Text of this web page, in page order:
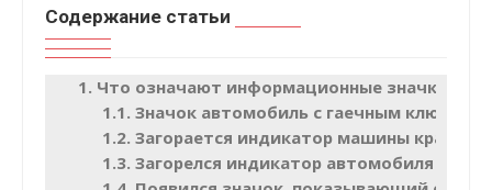
Содержание статьи
Что означают информационные значки
Значок автомобиль с гаечным ключом
Загорается индикатор машины
Загорелся индикатор автомобиля с